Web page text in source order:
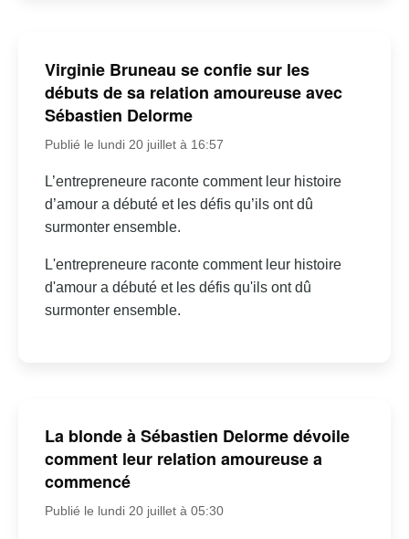
Virginie Bruneau se confie sur les
débuts de sa relation amoureuse avec
Sébastien Delorme
Publié le lundi 20 juillet à 16:57
L’entrepreneure raconte comment leur histoire
d’amour a débuté et les défis qu’ils ont dû
surmonter ensemble.
L'entrepreneure raconte comment leur histoire
d'amour a débuté et les défis qu'ils ont dû
surmonter ensemble.
La blonde à Sébastien Delorme dévoile
comment leur relation amoureuse a
commencé
Publié le lundi 20 juillet à 05:30